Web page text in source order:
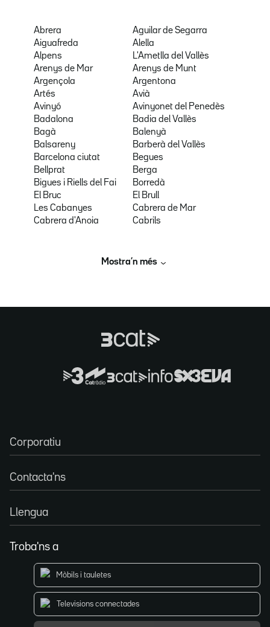
Abrera
Aguilar de Segarra
Aiguafreda
Alella
Alpens
L'Ametlla del Vallès
Arenys de Mar
Arenys de Munt
Argençola
Argentona
Artés
Avià
Avinyó
Avinyonet del Penedès
Badalona
Badia del Vallès
Bagà
Balenyà
Balsareny
Barberà del Vallès
Barcelona ciutat
Begues
Bellprat
Berga
Bigues i Riells del Fai
Borredà
El Bruc
El Brull
Les Cabanyes
Cabrera de Mar
Cabrera d'Anoia
Cabrils
Mostra’n més
Corporatiu
Contacta'ns
Llengua
Troba'ns a
Mòbils i tauletes
Televisions connectades